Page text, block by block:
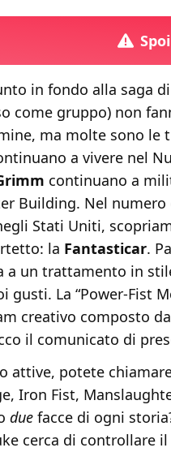
in fondo alla saga di
come gruppo) non
ma molte sono le
a vivere nel
continuano a
Building. Nel numero
Stati Uniti,
la Fantasticar.
a un trattamento in
gusti. La “Power-Fist
creativo composto da
il comunicato di
attive, potete
Iron Fist,
due facce di ogni
cerca di controllare